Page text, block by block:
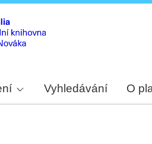
Vyhledávání O